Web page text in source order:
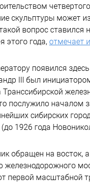
скульптуры может
вопрос ставился
этого года, отмечает
появился
III был
Транссибирской
послужило началом
сибирских
1926 года
обращен на восток,
железнодорожного
первой масштабной